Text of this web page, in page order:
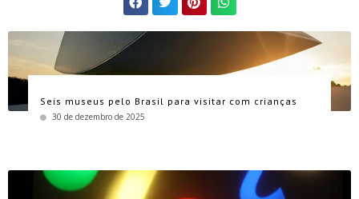
Seis museus pelo Brasil para visitar com crianças
30 de dezembro de 2025